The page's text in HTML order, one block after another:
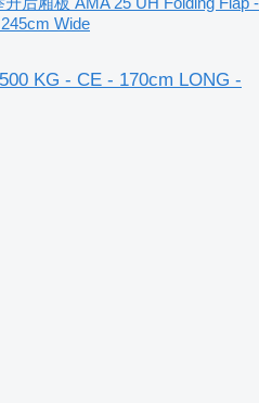
Wide
KG - CE - 170cm LONG -